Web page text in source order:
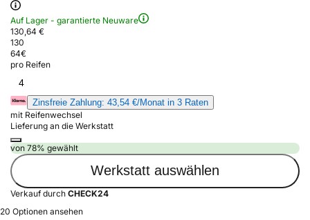
Auf Lager - garantierte Neuware
130,64 €
130
64€
pro Reifen
4
Zinsfreie Zahlung: 43,54 €/Monat in 3 Raten
mit Reifenwechsel
Lieferung an die Werkstatt
von 78% gewählt
Werkstatt auswählen
Verkauf durch CHECK24
20 Optionen ansehen